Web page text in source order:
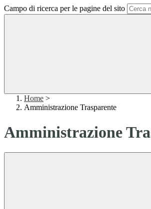
Campo di ricerca per le pagine del sito
Home >
Amministrazione Trasparente
Amministrazione